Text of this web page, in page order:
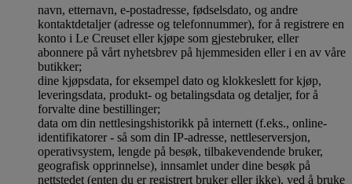
navn, etternavn, e-postadresse, fødselsdato, og andre
kontaktdetaljer (adresse og telefonnummer), for å registrere en
konto i Le Creuset eller kjøpe som gjestebruker, eller
abonnere på vårt nyhetsbrev på hjemmesiden eller i en av våre
butikker;
dine kjøpsdata, for eksempel dato og klokkeslett for kjøp,
leveringsdata, produkt- og betalingsdata og detaljer, for å
forvalte dine bestillinger;
data om din nettlesingshistorikk på internett (f.eks., online-
identifikatorer - så som din IP-adresse, nettleserversjon,
operativsystem, lengde på besøk, tilbakevendende bruker,
geografisk opprinnelse), innsamlet under dine besøk på
nettstedet (enten du er registrert bruker eller ikke), ved å bruke